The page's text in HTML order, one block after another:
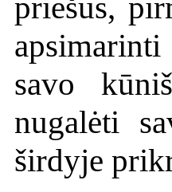
savo
nugalėti
širdyje